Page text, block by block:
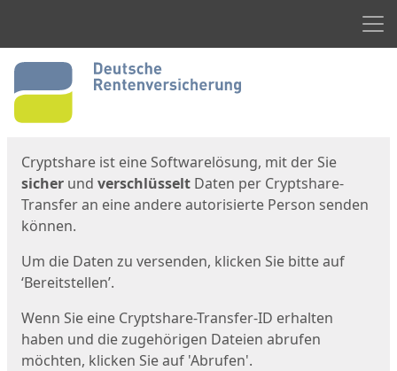
Start
Cryptshare ist eine Softwarelösung, mit der Sie
sicher und verschlüsselt Daten per Cryptshare-
Transfer an eine andere autorisierte Person senden
können.
Um die Daten zu versenden, klicken Sie bitte auf
‘Bereitstellen’.
Wenn Sie eine Cryptshare-Transfer-ID erhalten
haben und die zugehörigen Dateien abrufen
möchten, klicken Sie auf 'Abrufen'.